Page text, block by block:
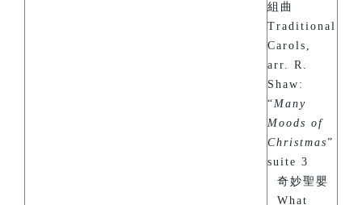
組曲
Traditional
Carols,
arr. R.
Shaw:
“Many
Moods of
Christmas”
suite 3
奇妙聖嬰
What